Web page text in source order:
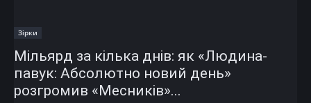
Зірки
Мільярд за кілька днів: як «Людина-
павук: Абсолютно новий день»
розгромив «Месників»...